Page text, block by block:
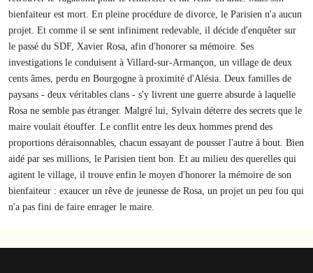
bienfaiteur est mort. En pleine procédure de divorce, le Parisien n'a aucun
projet. Et comme il se sent infiniment redevable, il décide d'enquêter sur
le passé du SDF, Xavier Rosa, afin d'honorer sa mémoire. Ses
investigations le conduisent à Villard-sur-Armançon, un village de deux
cents âmes, perdu en Bourgogne à proximité d'Alésia. Deux familles de
paysans - deux véritables clans - s'y livrent une guerre absurde à laquelle
Rosa ne semble pas étranger. Malgré lui, Sylvain déterre des secrets que le
maire voulait étouffer. Le conflit entre les deux hommes prend des
proportions déraisonnables, chacun essayant de pousser l'autre à bout. Bien
aidé par ses millions, le Parisien tient bon. Et au milieu des querelles qui
agitent le village, il trouve enfin le moyen d'honorer la mémoire de son
bienfaiteur : exaucer un rêve de jeunesse de Rosa, un projet un peu fou qui
n'a pas fini de faire enrager le maire.